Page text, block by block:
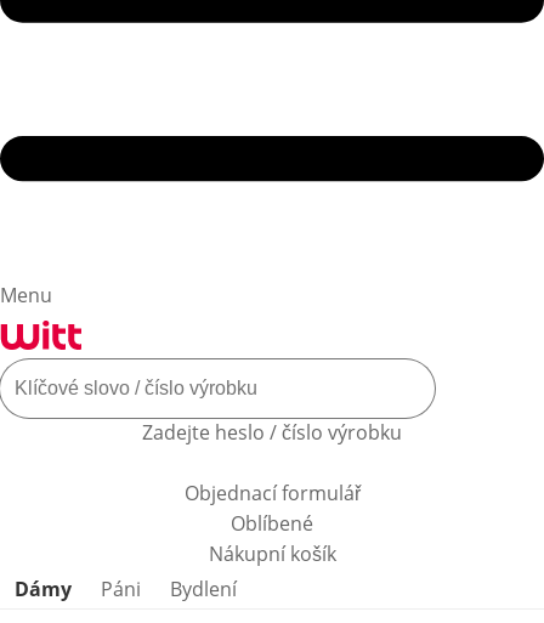
Menu
Zadejte heslo / číslo výrobku
Objednací formulář
Oblíbené
Nákupní košík
Přeskočit kategorie produktů
Dámy Páni
Bydlení